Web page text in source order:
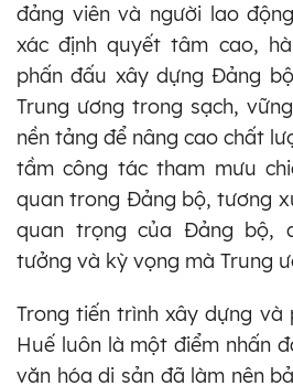
đảng viên và người lao
xác định quyết tâm cao,
phấn đấu xây dựng Đảng
Trung ương trong sạch,
nền tảng để nâng cao chất
tầm công tác tham mưu
quan trong Đảng bộ, tương
quan trọng của Đảng bộ,
tưởng và kỳ vọng mà Trung
Trong tiến trình xây dựng
Huế luôn là một điểm nhấn
văn hóa di sản đã làm nên